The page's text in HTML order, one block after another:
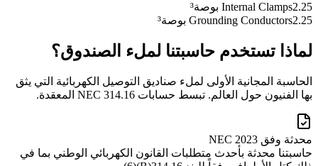
Internal Clamps2.25
بوصة³
Grounding Conductors2.25 بوصة³
لماذا تستخدم حاسبتنا لملء الصندوق؟
الحاسبة المجانية الأولى لملء صناديق التوصيل الكهربائية التي يثق
بها الفنيون حول العالم. تبسط حسابات NEC 314.16 المعقدة.
محدثة وفق NEC 2023
حاسبتنا محدثة بأحدث متطلبات القانون الكهربائي الوطني بما في